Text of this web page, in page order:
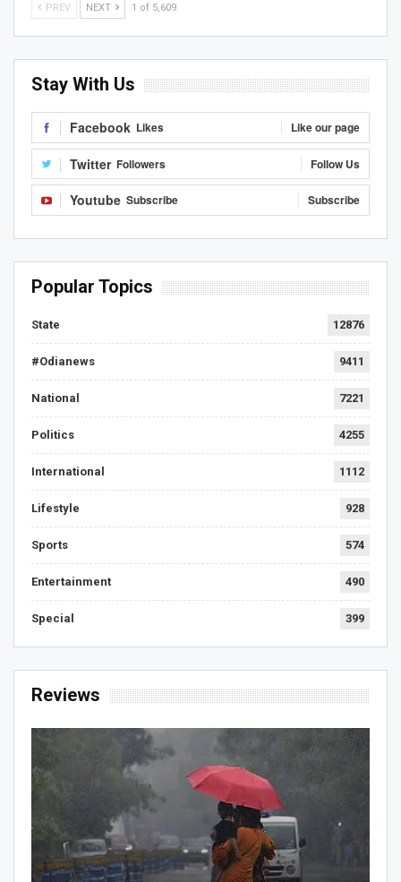
PREV NEXT 1 of 5,609
Stay With Us
Facebook Likes Like our page
Twitter Followers Follow Us
Youtube Subscribe Subscribe
Popular Topics
State 12876
#Odianews 9411
National 7221
Politics 4255
International 1112
Lifestyle 928
Sports 574
Entertainment 490
Special 399
Reviews